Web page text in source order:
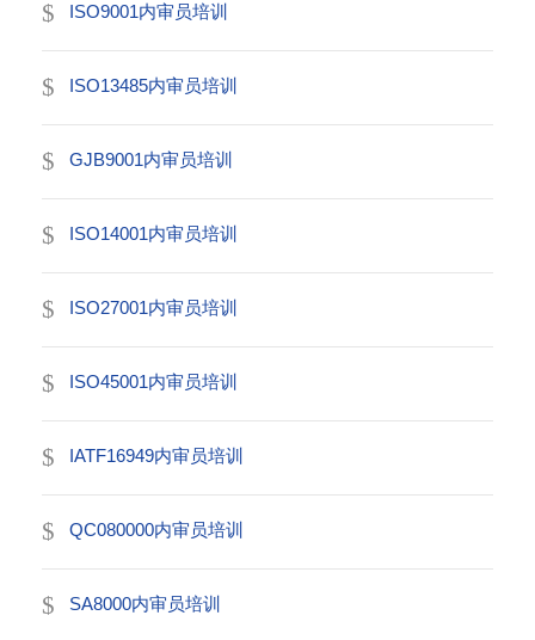
ISO9001内审员培训
ISO13485内审员培训
GJB9001内审员培训
ISO14001内审员培训
ISO27001内审员培训
ISO45001内审员培训
IATF16949内审员培训
QC080000内审员培训
SA8000内审员培训